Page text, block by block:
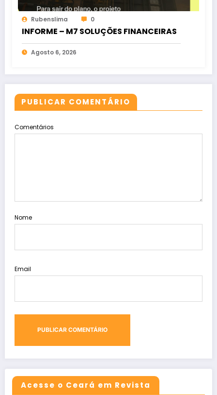
Rubenslima 0
INFORME – M7 SOLUÇÕES FINANCEIRAS
Agosto 6, 2026
PUBLICAR COMENTÁRIO
Comentários
Nome
Email
Acesse o Ceará em Revista